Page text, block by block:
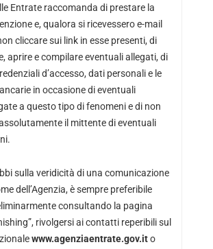
Entrate raccomanda di prestare la
e, qualora si ricevessero e-mail
cliccare sui link in esse presenti, di
aprire e compilare eventuali allegati, di
d’accesso, dati personali e le
in occasione di eventuali
a questo tipo di fenomeni e di non
il mittente di eventuali
sulla veridicità di una comunicazione
dell’Agenzia, è sempre preferibile
consultando la pagina
rivolgersi ai contatti reperibili sul
www.agenziaentrate.gov.ito